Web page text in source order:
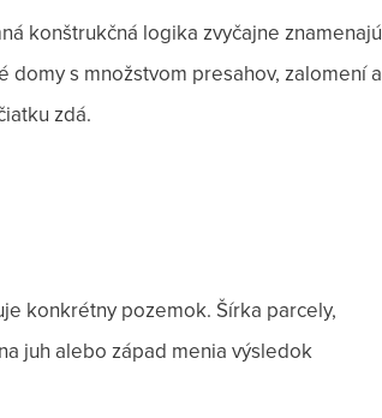
konštrukčná logika zvyčajne znamenajú
s množstvom presahov, zalomení a
zdá.
konkrétny pozemok. Šírka parcely,
juh alebo západ menia výsledok